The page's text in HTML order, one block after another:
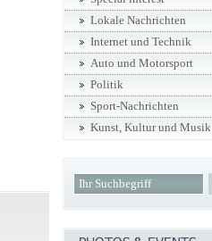
Lokale Nachrichten
Internet und Technik
Auto und Motorsport
Politik
Sport-Nachrichten
Kunst, Kultur und Musik